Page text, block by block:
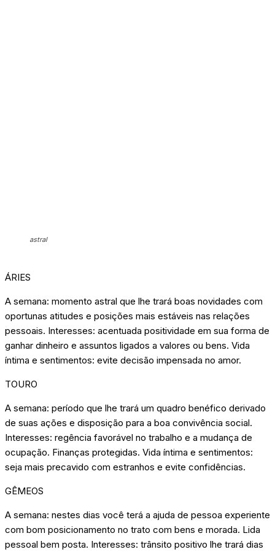
astral
ÁRIES
A semana: momento astral que lhe trará boas novidades com
oportunas atitudes e posições mais estáveis nas relações
pessoais. Interesses: acentuada positividade em sua forma de
ganhar dinheiro e assuntos ligados a valores ou bens. Vida
íntima e sentimentos: evite decisão impensada no amor.
TOURO
A semana: período que lhe trará um quadro benéfico derivado
de suas ações e disposição para a boa convivência social.
Interesses: regência favorável no trabalho e a mudança de
ocupação. Finanças protegidas. Vida íntima e sentimentos:
seja mais precavido com estranhos e evite confidências.
GÊMEOS
A semana: nestes dias você terá a ajuda de pessoa experiente
com bom posicionamento no trato com bens e morada. Lida
pessoal bem posta. Interesses: trânsito positivo lhe trará dias